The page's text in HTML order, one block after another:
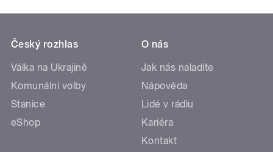
Český rozhlas
Válka na Ukrajině
Komunální volby
Stanice
eShop
O nás
Jak nás naladíte
Nápověda
Lidé v rádiu
Kariéra
Kontakt